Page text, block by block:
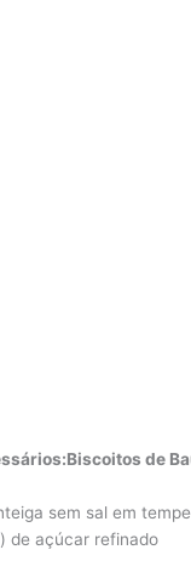
de
sem sal em
de açúcar refinado